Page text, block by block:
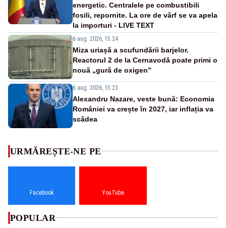
energetic. Centralele pe combustibili
fosili, repornite. La ore de vârf se va apela
la importuri - LIVE TEXT
6 aug. 2026, 15:24
Miza uriașă a scufundării barjelor.
Reactorul 2 de la Cernavodă poate primi o
nouă „gură de oxigen”
6 aug. 2026, 15:23
Alexandru Nazare, veste bună: Economia
României va crește în 2027, iar inflația va
scădea
URMĂREȘTE-NE PE
Facebook YouTube
POPULAR